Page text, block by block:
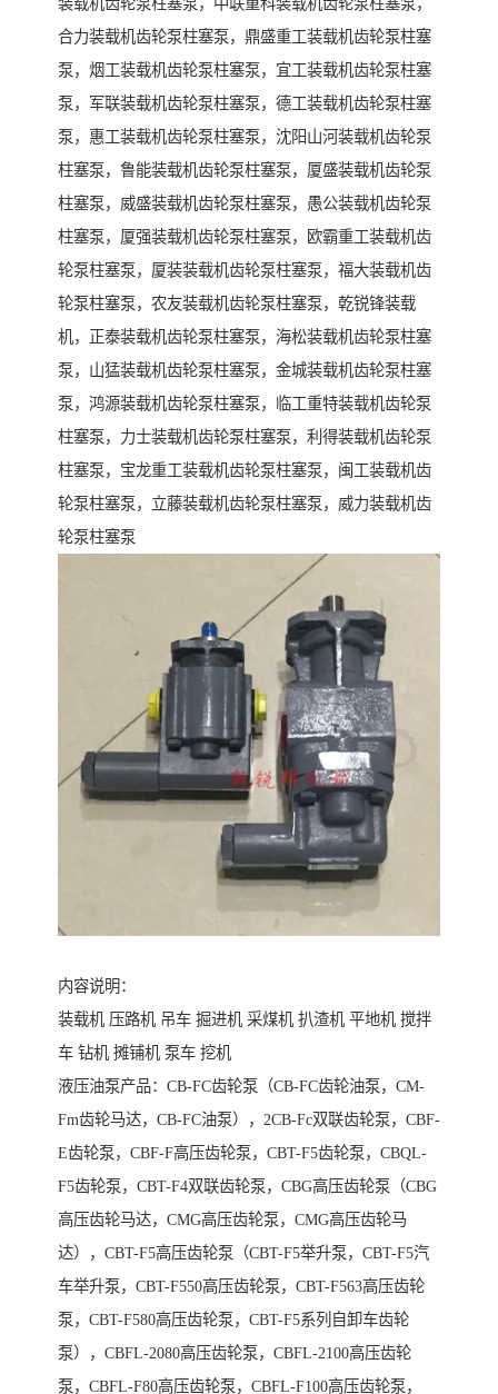
装载机齿轮泵柱塞泵，中联重科装载机齿轮泵柱塞泵，
合力装载机齿轮泵柱塞泵，鼎盛重工装载机齿轮泵柱塞
泵，烟工装载机齿轮泵柱塞泵，宜工装载机齿轮泵柱塞
泵，军联装载机齿轮泵柱塞泵，德工装载机齿轮泵柱塞
泵，惠工装载机齿轮泵柱塞泵，沈阳山河装载机齿轮泵
柱塞泵，鲁能装载机齿轮泵柱塞泵，厦盛装载机齿轮泵
柱塞泵，威盛装载机齿轮泵柱塞泵，愚公装载机齿轮泵
柱塞泵，厦强装载机齿轮泵柱塞泵，欧霸重工装载机齿
轮泵柱塞泵，厦装装载机齿轮泵柱塞泵，福大装载机齿
轮泵柱塞泵，农友装载机齿轮泵柱塞泵，乾锐锋装载
机，正泰装载机齿轮泵柱塞泵，海松装载机齿轮泵柱塞
泵，山猛装载机齿轮泵柱塞泵，金城装载机齿轮泵柱塞
泵，鸿源装载机齿轮泵柱塞泵，临工重特装载机齿轮泵
柱塞泵，力士装载机齿轮泵柱塞泵，利得装载机齿轮泵
柱塞泵，宝龙重工装载机齿轮泵柱塞泵，闽工装载机齿
轮泵柱塞泵，立藤装载机齿轮泵柱塞泵，威力装载机齿
轮泵柱塞泵
内容说明：
装载机 压路机 吊车 掘进机 采煤机 扒渣机 平地机 搅拌
车 钻机 摊铺机 泵车 挖机
液压油泵产品：CB-FC齿轮泵（CB-FC齿轮油泵，CM-
Fm齿轮马达，CB-FC油泵），2CB-Fc双联齿轮泵，CBF-
E齿轮泵，CBF-F高压齿轮泵，CBT-F5齿轮泵，CBQL-
F5齿轮泵，CBT-F4双联齿轮泵，CBG高压齿轮泵（CBG
高压齿轮马达，CMG高压齿轮泵，CMG高压齿轮马
达），CBT-F5高压齿轮泵（CBT-F5举升泵，CBT-F5汽
车举升泵，CBT-F550高压齿轮泵，CBT-F563高压齿轮
泵，CBT-F580高压齿轮泵，CBT-F5系列自卸车齿轮
泵），CBFL-2080高压齿轮泵，CBFL-2100高压齿轮
泵，CBFL-F80高压齿轮泵，CBFL-F100高压齿轮泵，